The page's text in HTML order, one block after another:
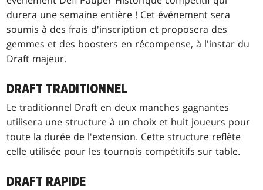
durera une semaine entière ! Cet événement sera
soumis à des frais d'inscription et proposera des
gemmes et des boosters en récompense, à l'instar du
Draft majeur.
DRAFT TRADITIONNEL
Le traditionnel Draft en deux manches gagnantes
utilisera une structure à un choix et huit joueurs pour
toute la durée de l'extension. Cette structure reflète
celle utilisée pour les tournois compétitifs sur table.
DRAFT RAPIDE